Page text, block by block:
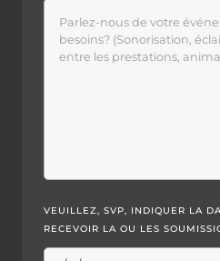
VEUILLEZ, SVP, INDIQUER LA
RECEVOIR LA OU LES